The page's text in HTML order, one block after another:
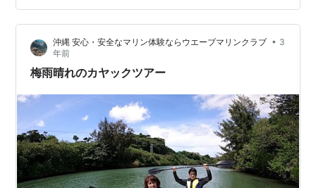
ー4.9☆ 沖縄カヤックショップです。 カヤックのお申し
込みはこちらから Sign in - Google Accounts
www.google.co.jp www.…
沖縄 安心・安全なマリン体験ならウエーブマリンクラブ • 3
年前
梅雨晴れのカヤックツアー